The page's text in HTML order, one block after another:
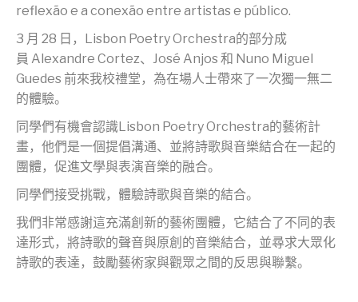
reflexão e a conexão entre artistas e público.
3 月 28 日， Lisbon Poetry Orchestra的部分成
員 Alexandre Cortez、 José Anjos 和 Nuno Miguel
Guedes 前來我校禮堂，為在場人士帶來了一次獨一無二
的體驗。
同學們有機會認識 Lisbon Poetry Orchestra的藝術計
畫，他們是一個提倡溝通、並將詩歌與音樂結合在一起的
團體，促進文學與表演音樂的融合。
同學們接受挑戰，體驗詩歌與音樂的結合。
我們非常感謝這充滿創新的藝術團體，它結合了不同的表
達形式，將詩歌的聲音與原創的音樂結合，並尋求大眾化
詩歌的表達，鼓勵藝術家與觀眾之間的反思與聯繫。